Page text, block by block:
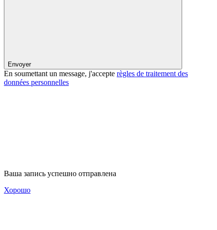
Envoyer
En soumettant un message, j'accepte règles de traitement des
données personnelles
Ваша запись успешно отправлена
Хорошо